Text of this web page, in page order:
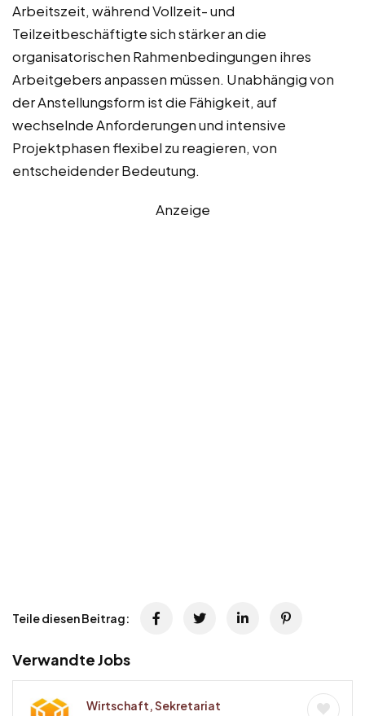
Arbeitszeit, während Vollzeit- und
Teilzeitbeschäftigte sich stärker an die
organisatorischen Rahmenbedingungen ihres
Arbeitgebers anpassen müssen. Unabhängig von
der Anstellungsform ist die Fähigkeit, auf
wechselnde Anforderungen und intensive
Projektphasen flexibel zu reagieren, von
entscheidender Bedeutung.
Anzeige
Teile diesen Beitrag:
Verwandte Jobs
Wirtschaft, Sekretariat